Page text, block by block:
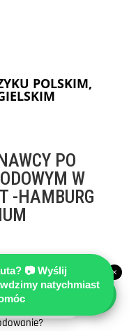
POLSKIM,
PO
W
-HAMBURG
I
W
📷 Wyślij
natychmiast
×
—